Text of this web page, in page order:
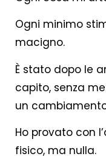
Ogni minimo
macigno.
È stato dopo le
capito, senza
un
Ho provato con
fisico, ma nulla.